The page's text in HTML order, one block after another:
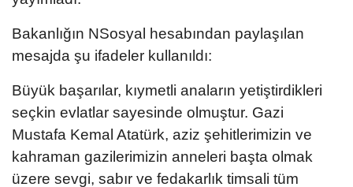
Bakanlığın NSosyal hesabından paylaşılan
mesajda şu ifadeler kullanıldı:
Büyük başarılar, kıymetli anaların yetiştirdikleri
seçkin evlatlar sayesinde olmuştur. Gazi
Mustafa Kemal Atatürk, aziz şehitlerimizin ve
kahraman gazilerimizin anneleri başta olmak
üzere sevgi, sabır ve fedakarlık timsali tüm